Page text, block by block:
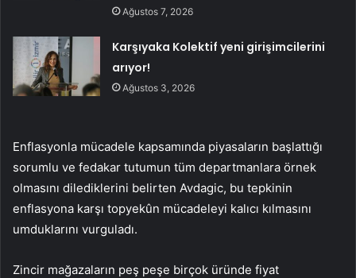
Ağustos 7, 2026
Karşıyaka Kolektif yeni girişimcilerini
arıyor!
Ağustos 3, 2026
Enflasyonla mücadele kapsamında piyasaların başlattığı
sorumlu ve fedakar tutumun tüm departmanlara örnek
olmasını dilediklerini belirten Avdagic, bu tepkinin
enflasyona karşı topyekûn mücadeleyi kalıcı kılmasını
umduklarını vurguladı.
Zincir mağazaların peş peşe birçok üründe fiyat